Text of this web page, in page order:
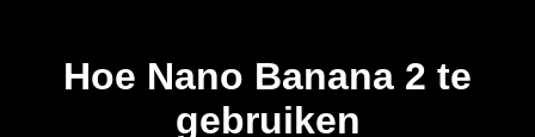
Hoe Nano Banana 2 te
gebruiken